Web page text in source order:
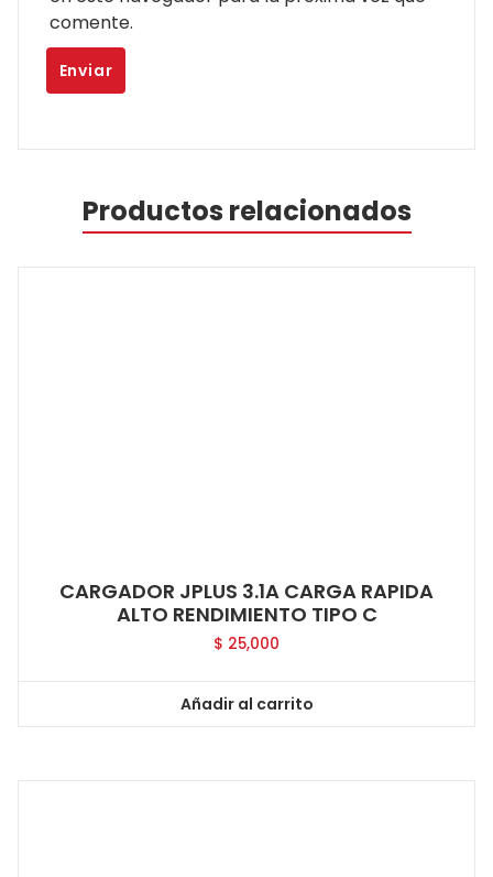
comente.
Productos relacionados
CARGADOR JPLUS 3.1A CARGA RAPIDA
ALTO RENDIMIENTO TIPO C
$ 25,000
Añadir al carrito